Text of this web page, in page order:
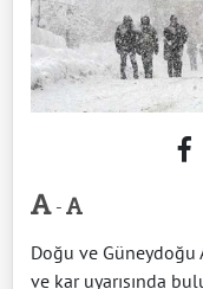
-
Doğu ve
ve kar uyarısında